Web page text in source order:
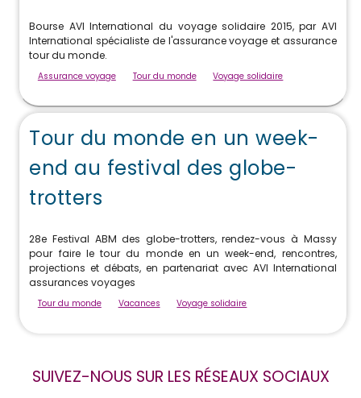
Bourse AVI International du voyage solidaire 2015, par AVI
International spécialiste de l'assurance voyage et assurance
tour du monde.
Assurance voyage Tour du monde Voyage solidaire
Tour du monde en un week-
end au festival des globe-
trotters
28e Festival ABM des globe-trotters, rendez-vous à Massy
pour faire le tour du monde en un week-end, rencontres,
projections et débats, en partenariat avec AVI International
assurances voyages
Tour du monde Vacances Voyage solidaire
SUIVEZ-NOUS SUR LES RÉSEAUX SOCIAUX